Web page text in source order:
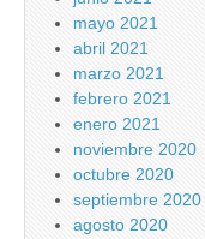
mayo 2021
abril 2021
marzo 2021
febrero 2021
enero 2021
noviembre 2020
octubre 2020
septiembre 2020
agosto 2020